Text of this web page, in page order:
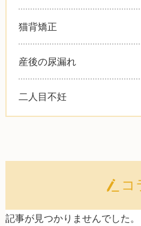
猫背矯正
産後の尿漏れ
二人目不妊
コ
記事が見つかりませんでした。